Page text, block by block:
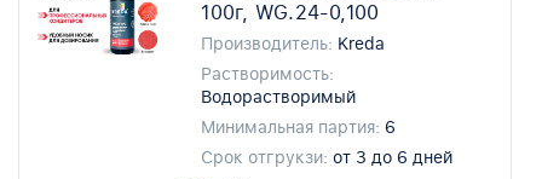
100г, WG.24-0,100
Производитель: Kreda
Растворимость:
Водорастворимый
Минимальная партия: 6
Срок отгрукзи: от 3 до 6 дней